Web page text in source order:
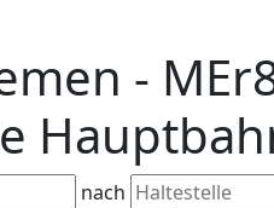
-
nach